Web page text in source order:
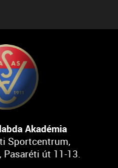
Akadémia
Sportcentrum,
Pasaréti út 11-13.